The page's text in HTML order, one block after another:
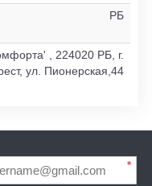
РБ
, 224020 РБ, г.
ул. Пионерская,44
*